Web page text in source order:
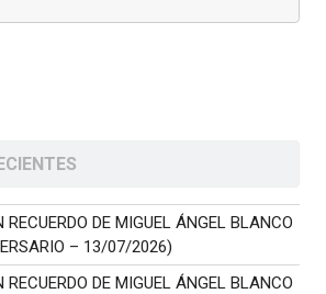
DE MIGUEL ÁNGEL BLANCO
– 13/07/2026)
DE MIGUEL ÁNGEL BLANCO